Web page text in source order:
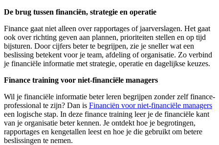
De brug tussen financiën, strategie en operatie
Finance gaat niet alleen over rapportages of jaarverslagen. Het gaat
ook over richting geven aan plannen, prioriteiten stellen en op tijd
bijsturen. Door cijfers beter te begrijpen, zie je sneller wat een
beslissing betekent voor je team, afdeling of organisatie. Zo verbind
je financiële informatie met strategie, operatie en dagelijkse keuzes.
Finance training voor niet-financiële managers
Wil je financiële informatie beter leren begrijpen zonder zelf finance-
professional te zijn? Dan is Financiën voor niet-financiële managers
een logische stap. In deze finance training leer je de financiële kant
van je organisatie beter kennen. Je ontdekt hoe je begrotingen,
rapportages en kengetallen leest en hoe je die gebruikt om betere
beslissingen te nemen.